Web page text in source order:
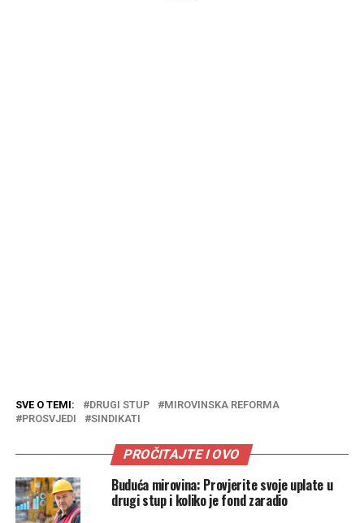
SVE O TEMI: DRUGI STUP
MIROVINSKA REFORMA
PROSVJEDI
SINDIKATI
PROČITAJTE I OVO
Buduća mirovina: Provjerite svoje uplate u
drugi stup i koliko je fond zaradio